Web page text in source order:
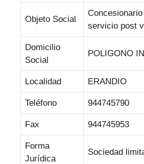
Objeto Social
servicio post
Domicilio
Social
POLIGONO
Localidad ERANDIO
Teléfono 944745790
Fax 944745953
Forma
Jurídica
Sociedad